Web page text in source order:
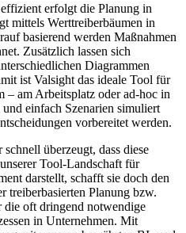
erfolgt die Planung in
mittels Werttreiberbäumen in
basierend werden Maßnahmen
Zusätzlich lassen sich
Diagrammen
ist Valsight das ideale Tool für
– am Arbeitsplatz oder ad-hoc in
einfach Szenarien simuliert
vorbereitet werden.
überzeugt, dass diese
Tool-Landschaft für
darstellt, schafft sie doch den
treiberbasierten Planung bzw.
die oft dringend notwendige
in Unternehmen. Mit